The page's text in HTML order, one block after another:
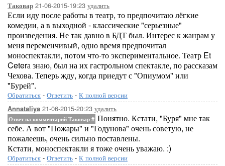
Таковар 21-06-2015-19:23 удалить
Если иду после работы в театр, то предпочитаю лёгкие
комедии, а в выходной - классические "серьезные"
произведения. Не так давно в БДТ был. Интерес к жанрам у
меня переменчивый, одно время предпочитал
моноспектакли, потом что-то экспериментальное. Театр Et
Ceterа знаю, был на их гастрольном спектакле, по рассказам
Чехова. Теперь жду, когда приедут с "Опиумом" или
"Бурей".
Обратиться - Ответить - К полной версии
Annataliya 21-06-2015-20:23 удалить
Ответ на комментарий Таковар # Понятно. Кстати, "Буря" мне так
себе. А вот "Пожары" и "Годунова" очень советую, не
пожалеешь, очень сильно поставлены.
Кстати, моноспектакли я тоже очень уважаю. :)
Обратиться - Ответить - К полной версии